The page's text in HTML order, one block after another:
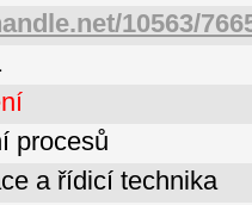
10563/
procesů
a řídicí technika